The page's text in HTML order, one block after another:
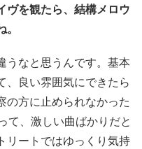
ヴを観たら、結構メロウ
うなと思うんです。基本
、良い雰囲気にできたら
の方に止められなかった
て、激しい曲ばかりだと
リートではゆっくり気持